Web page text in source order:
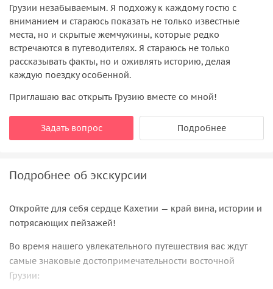
Грузии незабываемым. Я подхожу к каждому гостю с
вниманием и стараюсь показать не только известные
места, но и скрытые жемчужины, которые редко
встречаются в путеводителях. Я стараюсь не только
рассказывать факты, но и оживлять историю, делая
каждую поездку особенной.
Приглашаю вас открыть Грузию вместе со мной!
Задать вопрос Подробнее
Подробнее об экскурсии
Откройте для себя сердце Кахетии — край вина, истории и
потрясающих пейзажей!
Во время нашего увлекательного путешествия вас ждут
самые знаковые достопримечательности восточной
Грузии: